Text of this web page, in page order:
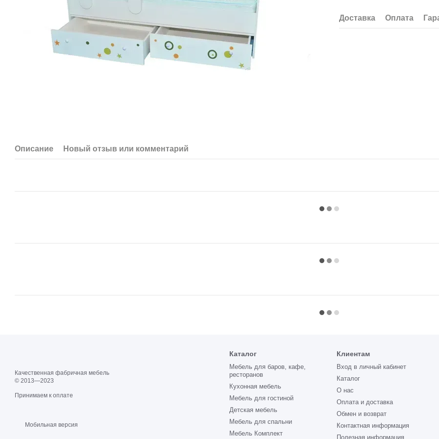
Доставка Оплата
Описание Новый отзыв или комментарий
Качественная фабричная мебель
© 2013—2023
Принимаем к оплате
Мобильная версия
Каталог
Мебель для баров, кафе,
ресторанов
Кухонная мебель
Мебель для гостиной
Детская мебель
Мебель для спальни
Мебель Комплект
Клиентам
Вход в личный кабинет
Каталог
О нас
Оплата и доставка
Обмен и возврат
Контактная информация
Полезная информация